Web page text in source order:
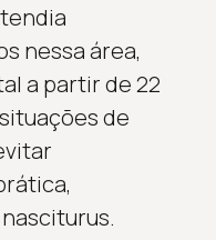
nessa área,
a partir de 22
de